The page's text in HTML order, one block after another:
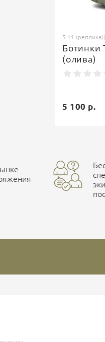
5.11
Ботинки
(олива)
5 100 р.